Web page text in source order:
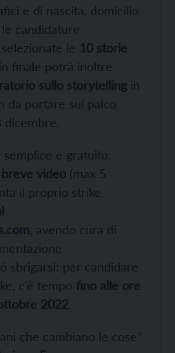
e di nascita, domicilio
candidature
le 10 storie
finale potrà inoltre
sullo storytelling in
da portare sul palco
dicembre.
e gratuito:
video (max 5
il proprio strike
, avendo cura di
sbrigarsi: per candidare
c’è tempo fino alle ore
2022.
che cambiano le cose”